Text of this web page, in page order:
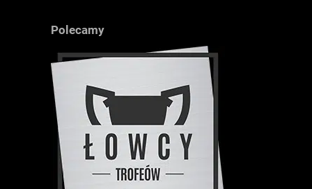
Polecamy